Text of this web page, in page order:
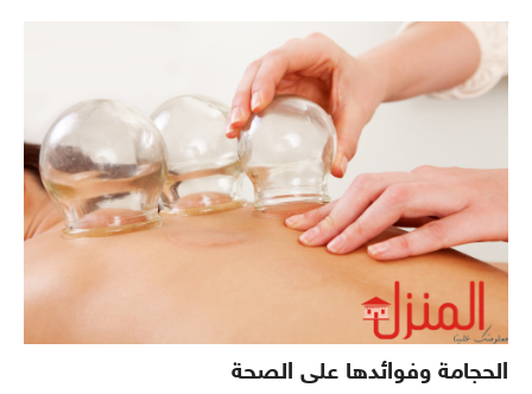
الحجامة وفوائدها على الصحة